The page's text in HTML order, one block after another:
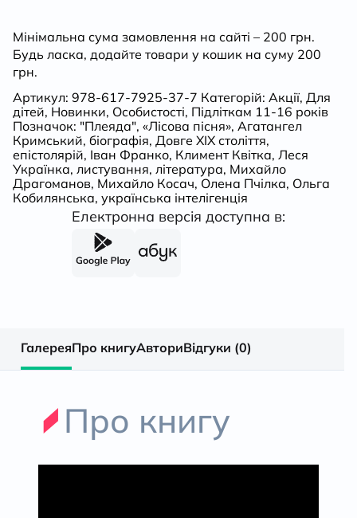
Мінімальна сума замовлення на сайті – 200 грн.
Будь ласка, додайте товари у кошик на суму 200
грн.
Артикул: 978-617-7925-37-7 Категорій: Акції, Для
дітей, Новинки, Особистості, Підліткам 11-16 років
Позначок: "Плеяда", «Лісова пісня», Агатангел
Кримський, біографія, Довге ХІХ століття,
епістолярій, Іван Франко, Климент Квітка, Леся
Українка, листування, література, Михайло
Драгоманов, Михайло Косач, Олена Пчілка, Ольга
Кобилянська, українська інтелігенція
Електронна версія доступна в:
ГалереяПро книгуАвториВідгуки (0)
Про книгу